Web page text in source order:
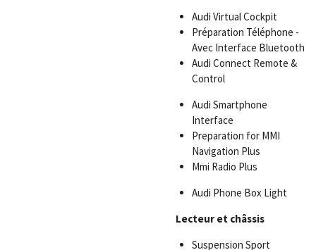
Audi Virtual Cockpit
Préparation Téléphone -
Avec Interface Bluetooth
Audi Connect Remote &
Control
Audi Smartphone
Interface
Preparation for MMI
Navigation Plus
Mmi Radio Plus
Audi Phone Box Light
Lecteur et châssis
Suspension Sport